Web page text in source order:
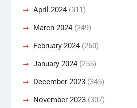
April 2024(311)
March 2024(249)
February 2024(260)
January 2024(255)
December 2023(345)
November 2023(307)